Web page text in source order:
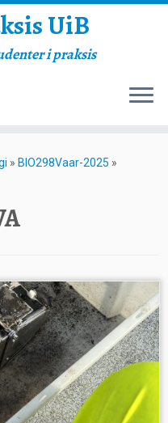
UiB
i praksis
» BIO298Vaar-2025 »